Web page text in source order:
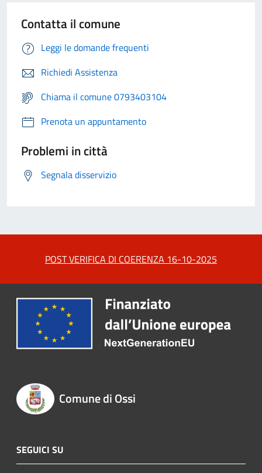
Contatta il comune
Leggi le domande frequenti
Richiedi Assistenza
Chiama il comune 0793403104
Prenota un appuntamento
Problemi in città
Segnala disservizio
POST VERIFICA DI COERENZA 16-10-2025
Comune di Ossi
SEGUICI SU